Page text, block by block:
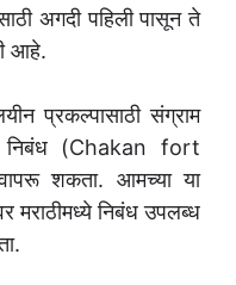
अगदी पहिली पासून ते
आहे.
प्रकल्पासाठी संग्राम
निबंध (Chakan fort
शकता. आमच्या या
मराठीमध्ये निबंध उपलब्ध